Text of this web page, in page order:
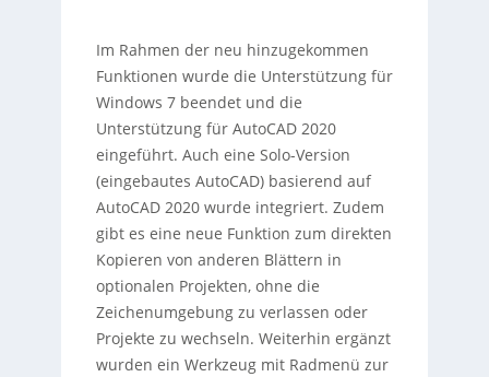
Im Rahmen der neu hinzugekommen
Funktionen wurde die Unterstützung für
Windows 7 beendet und die
Unterstützung für AutoCAD 2020
eingeführt. Auch eine Solo-Version
(eingebautes AutoCAD) basierend auf
AutoCAD 2020 wurde integriert. Zudem
gibt es eine neue Funktion zum direkten
Kopieren von anderen Blättern in
optionalen Projekten, ohne die
Zeichenumgebung zu verlassen oder
Projekte zu wechseln. Weiterhin ergänzt
wurden ein Werkzeug mit Radmenü zur